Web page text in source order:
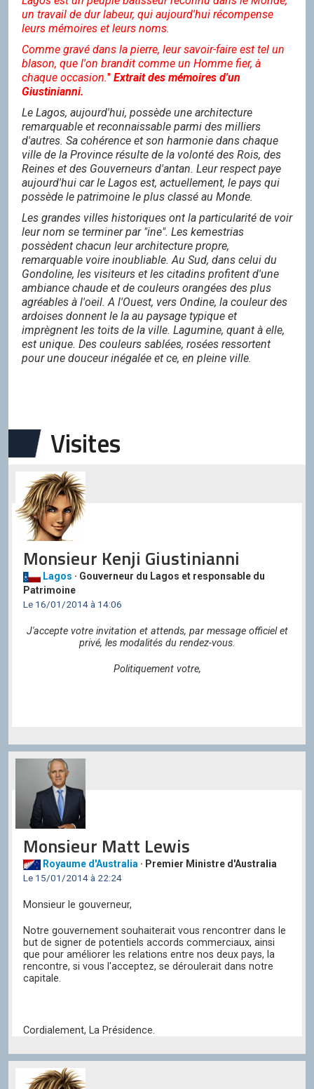
organisations dont fait partie le pays
0 0 0 0 0 0
Balance des ressources issues du roleplay
0 0 0 0
Balance des ressources issues de la carte
1 392 2 376 2 106 143 069
4 612
3 163
7 621 3 643
un travail de dur labeur, qui aujourd'hui récompense
leurs mémoires et leurs noms.
Comme gravé dans la pierre, leur savoir-faire est tel un
blason, que l'on brandit comme un Homme fier, à
chaque occasion." Extrait des mémoires d'un
Giustinianni.
Le Lagos, aujourd'hui, possède une architecture
remarquable et reconnaissable parmi des milliers
d'autres. Sa cohérence et son harmonie dans chaque
ville de la Province résulte de la volonté des Rois, des
Reines et des Gouverneurs d'antan. Leur respect paye
aujourd'hui car le Lagos est, actuellement, le pays qui
possède le patrimoine le plus classé au Monde.
Les grandes villes historiques ont la particularité de voir
leur nom se terminer par "ine". Les kemestrias
possèdent chacun leur architecture propre,
remarquable voire inoubliable. Au Sud, dans celui du
Gondoline, les visiteurs et les citadins profitent d'une
ambiance chaude et de couleurs orangées des plus
agréables à l'oeil. A l'Ouest, vers Ondine, la couleur des
ardoises donnent le la au paysage typique et
imprègnent les toits de la ville. Lagumine, quant à elle,
est unique. Des couleurs sablées, rosées ressortent
pour une douceur inégalée et ce, en pleine ville.
Visites
Monsieur Kenji Giustinianni
Lagos · Gouverneur du Lagos et responsable du
Patrimoine
Le 16/01/2014 à 14:06
J'accepte votre invitation et attends, par message officiel et
privé, les modalités du rendez-vous.
Politiquement votre,
Monsieur Matt Lewis
Royaume d'Australia · Premier Ministre d'Australia
Le 15/01/2014 à 22:24
Monsieur le gouverneur,
Notre gouvernement souhaiterait vous rencontrer dans le
but de signer de potentiels accords commerciaux, ainsi
que pour améliorer les relations entre nos deux pays, la
rencontre, si vous l'acceptez, se déroulerait dans notre
capitale.
Cordialement, La Présidence.